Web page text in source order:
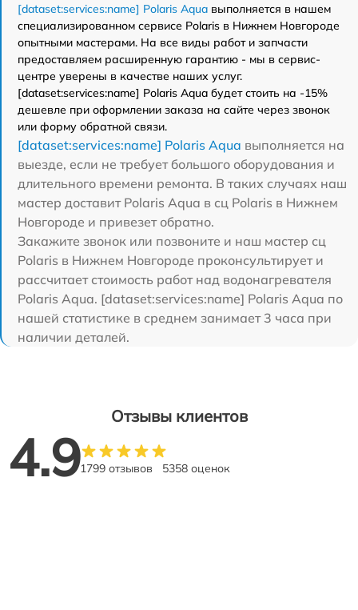
[dataset:services:name] Polaris Aqua выполняется в нашем
специализированном сервисе Polaris в Нижнем Новгороде
опытными мастерами. На все виды работ и запчасти
предоставляем расширенную гарантию - мы в сервис-
центре уверены в качестве наших услуг.
[dataset:services:name] Polaris Aqua будет стоить на -15%
дешевле при оформлении заказа на сайте через звонок
или форму обратной связи.
[dataset:services:name] Polaris Aqua выполняется на
выезде, если не требует большого оборудования и
длительного времени ремонта. В таких случаях наш
мастер доставит Polaris Aqua в сц Polaris в Нижнем
Новгороде и привезет обратно.
Закажите звонок или позвоните и наш мастер сц
Polaris в Нижнем Новгороде проконсультирует и
рассчитает стоимость работ над водонагревателя
Polaris Aqua. [dataset:services:name] Polaris Aqua по
нашей статистике в среднем занимает 3 часа при
наличии деталей.
Отзывы клиентов
4.91799 отзывов 5358 оценок